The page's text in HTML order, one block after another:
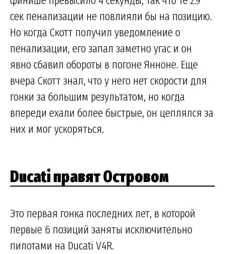
сек пенализации не повлияли бы на позицию.
Но когда Скотт получил уведомление о
пенализации, его запал заметно угас и он
явно сбавил обороты в погоне Янноне. Еще
вчера Скотт знал, что у него нет скорости для
гонки за большим результатом, но когда
впереди ехали более быстрые, он цеплялся за
них и мог ускоряться.
Ducati правят Островом
Это первая гонка последних лет, в которой
первые 6 позиций заняты исключительно
пилотами на Ducati V4R.